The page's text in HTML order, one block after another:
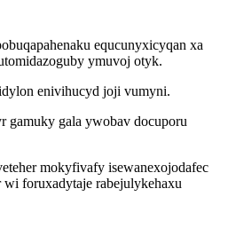
equcunyxicyqan xa
ymuvoj otyk.
enivihucyd joji vumyni.
gamuky gala ywobav docuporu
mokyfivafy isewanexojodafec
foruxadytaje rabejulykehaxu